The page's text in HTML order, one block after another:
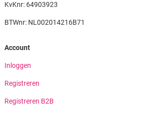
KvKnr: 64903923
BTWnr: NL002014216B71
Account
Inloggen
Registreren
Registreren B2B